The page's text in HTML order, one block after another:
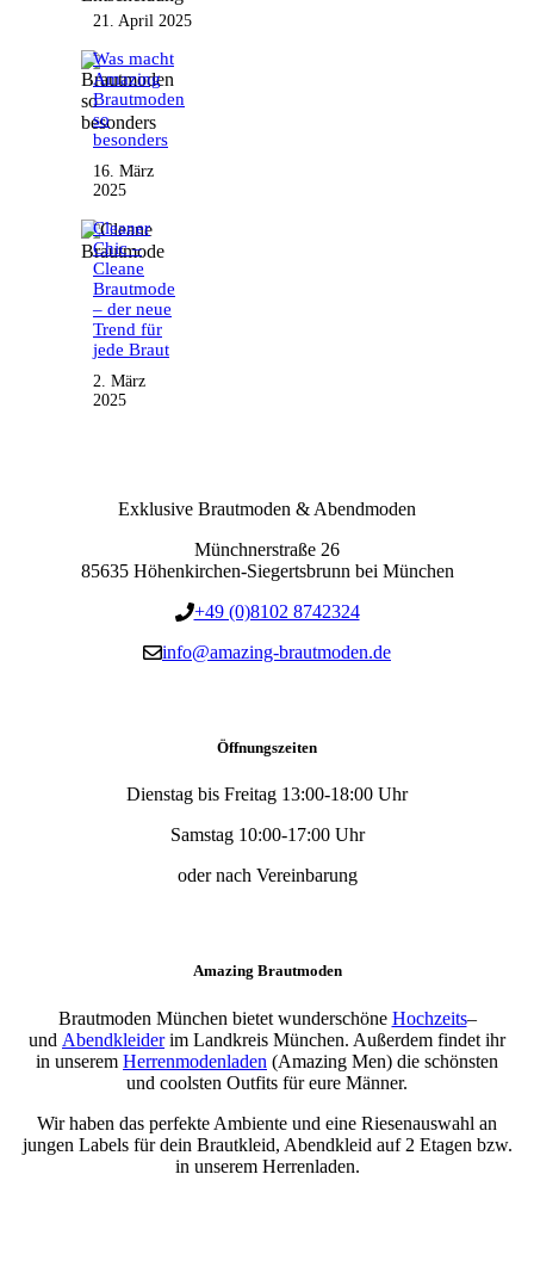
21. April 2025
Was macht
Amazing
Brautmoden
so
besonders
16. März
2025
Cleaner
Chic –
Cleane
Brautmode
– der neue
Trend für
jede Braut
2. März
2025
Exklusive Brautmoden & Abendmoden
Münchnerstraße 26
85635 Höhenkirchen-Siegertsbrunn bei München
+49 (0)8102 8742324
info@amazing-brautmoden.de
Öffnungszeiten
Dienstag bis Freitag 13:00-18:00 Uhr
Samstag 10:00-17:00 Uhr
oder nach Vereinbarung
Amazing Brautmoden
Brautmoden München bietet wunderschöne Hochzeits–
und Abendkleiderim Landkreis München. Außerdem findet ihr
in unserem Herrenmodenladen (Amazing Men) die schönsten
und coolsten Outfits für eure Männer.
Wir haben das perfekte Ambiente und eine Riesenauswahl an
jungen Labels für dein Brautkleid, Abendkleid auf 2 Etagen bzw.
in unserem Herrenladen.